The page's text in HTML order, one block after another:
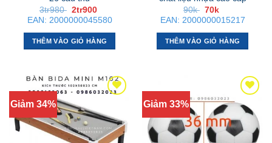
3tr980 Giá
gốc
là:
3tr980 .
2tr900
hiện
tại
là:
2tr900 .
EAN: 2000000045580
THÊM VÀO GIỎ HÀNG
90k Giá
gốc
là:
90k .
70k
hiện
tại
là:
70k .
EAN: 2000000015217
THÊM VÀO GIỎ HÀNG
Giảm 34% Giảm 33%